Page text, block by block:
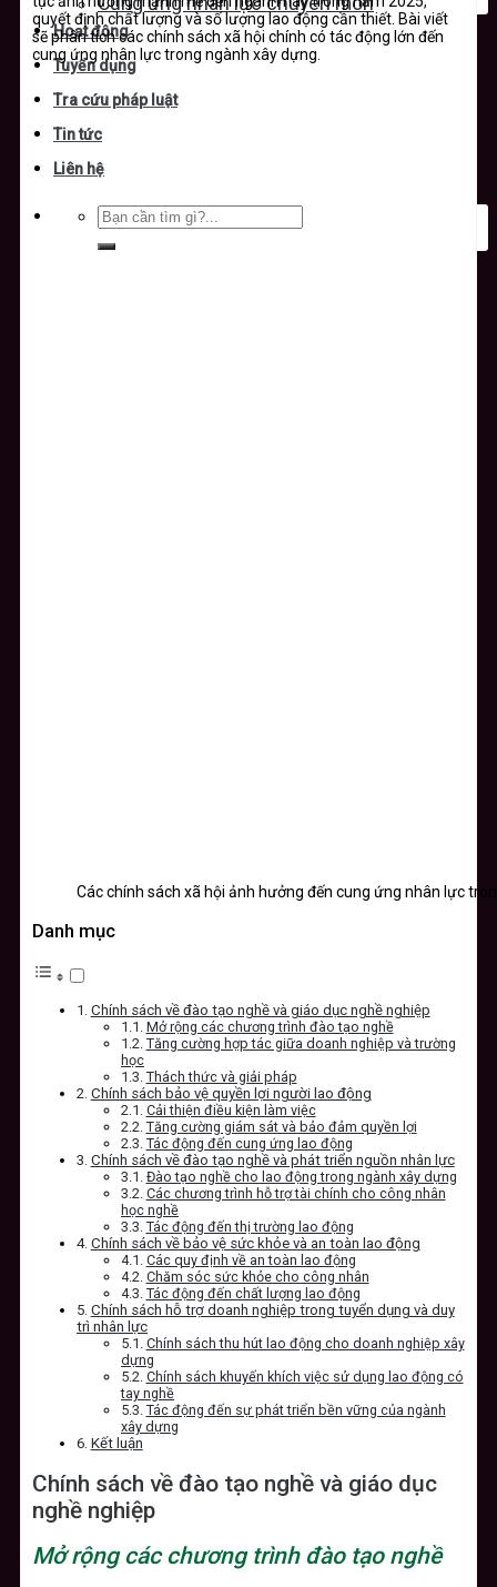
Hoạt động
Tuyển dụng
Tra cứu pháp luật
Tin tức
Liên hệ
quyết định chất lượng và số lượng lao động cần thiết. Bài viết
sẽ phân tích các chính sách xã hội chính có tác động lớn đến
cung ứng nhân lực trong ngành xây dựng.
Các chính sách xã hội ảnh hưởng đến cung ứng nhân lực
Danh mục
Chính sách về đào tạo nghề và giáo dục nghề nghiệp
Mở rộng các chương trình đào tạo nghề
Tăng cường hợp tác giữa doanh nghiệp và trường
học
Thách thức và giải pháp
Chính sách bảo vệ quyền lợi người lao động
Cải thiện điều kiện làm việc
Tăng cường giám sát và bảo đảm quyền lợi
Tác động đến cung ứng lao động
Chính sách về đào tạo nghề và phát triển nguồn nhân lực
Đào tạo nghề cho lao động trong ngành xây dựng
Các chương trình hỗ trợ tài chính cho công nhân
học nghề
Tác động đến thị trường lao động
Chính sách về bảo vệ sức khỏe và an toàn lao động
Các quy định về an toàn lao động
Chăm sóc sức khỏe cho công nhân
Tác động đến chất lượng lao động
Chính sách hỗ trợ doanh nghiệp trong tuyển dụng và duy
trì nhân lực
Chính sách thu hút lao động cho doanh nghiệp xây
dựng
Chính sách khuyến khích việc sử dụng lao động có
tay nghề
Tác động đến sự phát triển bền vững của ngành
xây dựng
Kết luận
Chính sách về đào tạo nghề và giáo dục
nghề nghiệp
Mở rộng các chương trình đào tạo nghề